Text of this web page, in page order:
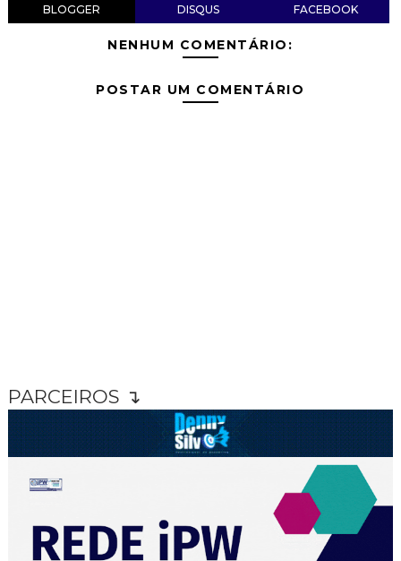
BLOGGER DISQUS FACEBOOK
NENHUM COMENTÁRIO:
POSTAR UM COMENTÁRIO
PARCEIROS ↴